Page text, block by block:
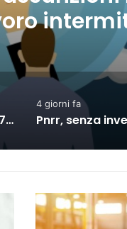
a 9
Pnrr, senza investimenti al Sud nel 2027 la crescita si dimezzerà
7 giorni fa